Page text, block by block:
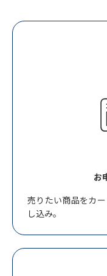
お
売りたい商品をカ
し込み。